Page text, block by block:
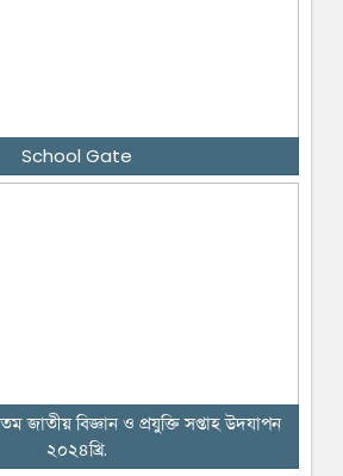
School Gate
জাতীয় বিজ্ঞান ও প্রযুক্তি সপ্তাহ উদযাপন
২০২৪খ্রি.